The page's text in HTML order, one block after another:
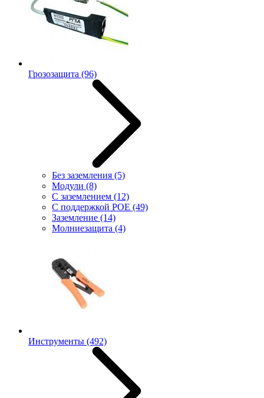
Грозозащита (96)
Без заземления (5)
Модули (8)
С заземлением (12)
С поддержкой POE (49)
Заземление (14)
Молниезащита (4)
Инструменты (492)